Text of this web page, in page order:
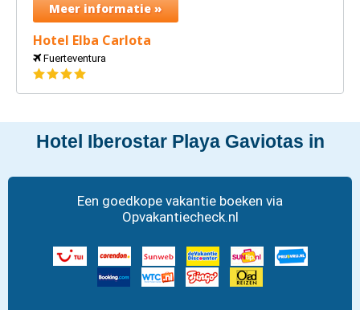
Meer informatie »
Hotel Elba Carlota
Fuerteventura
4
Hotel Iberostar Playa Gaviotas in
Een goedkope vakantie boeken via
Opvakantiecheck.nl